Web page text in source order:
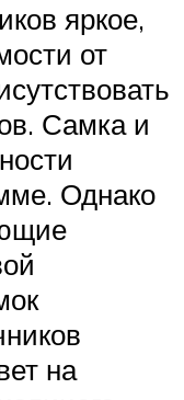
яркое,
от
Самка и
Однако
на